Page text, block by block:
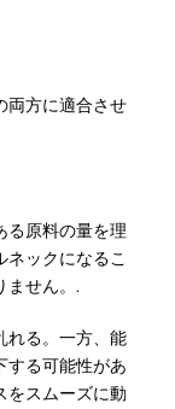
両方に適合させ
る原料の量を理
ックになるこ
ません。.
れる。一方、能
する可能性があ
をスムーズに動